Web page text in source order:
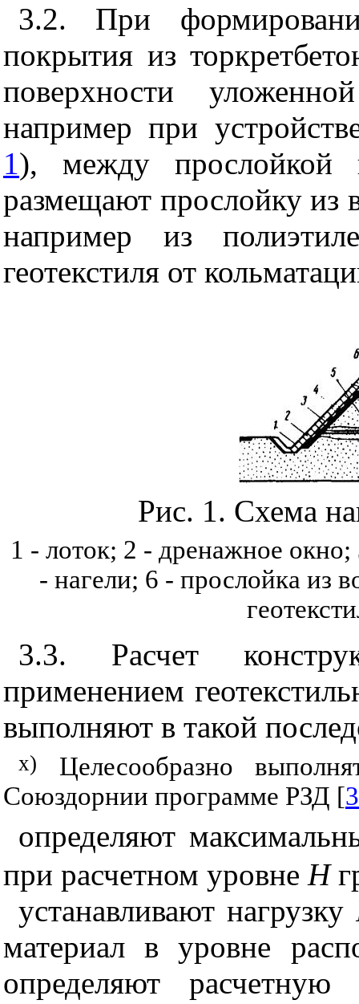
3.2. При
покрытия из
поверхности
например при
1), между прослойкой
размещают прослойку из
например из
геотекстиля от
Рис. 1. Схема
1 - лоток; 2 - дренажное
- нагели; 6 - прослойка из
3.3. Расчет
применением
выполняют в такой
x)
Целесообразно
Союздорнии программе РЗД [3
определяют
при расчетном уровне Н
устанавливают нагрузку
материал в уровне
определяют